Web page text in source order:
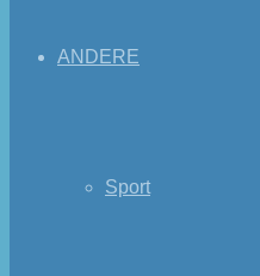
ANDERE
Sport